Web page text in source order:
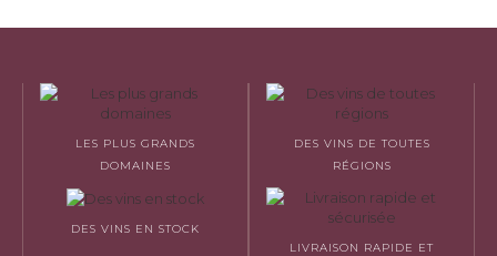
LES PLUS GRANDS
DOMAINES
DES VINS DE TOUTES
RÉGIONS
DES VINS EN STOCK
LIVRAISON RAPIDE ET